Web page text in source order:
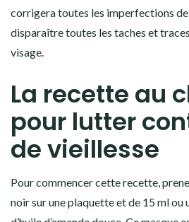
corrigera toutes les imperfections
disparaître toutes les taches et
visage.
La recette au
pour lutter
de vieillesse
Pour commencer cette recette,
noir sur une plaquette et de 15 ml ou